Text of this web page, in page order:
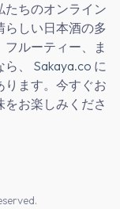
たちのオンライン
らしい日本酒の多
ルーティー、ま
、 Sakaya.co に
ります。今すぐお
お楽しみくださ